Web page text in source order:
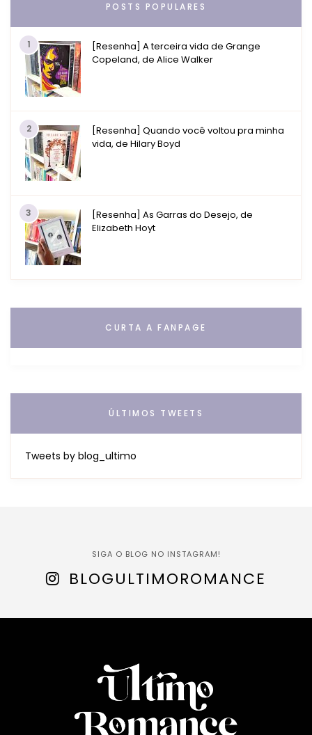
POSTS POPULARES
1
[Resenha] A terceira vida de Grange
Copeland, de Alice Walker
2
[Resenha] Quando você voltou pra minha
vida, de Hilary Boyd
3
[Resenha] As Garras do Desejo, de
Elizabeth Hoyt
CURTA A FANPAGE
ÚLTIMOS TWEETS
Tweets by blog_ultimo
SIGA O BLOG NO INSTAGRAM!
BLOGULTIMOROMANCE